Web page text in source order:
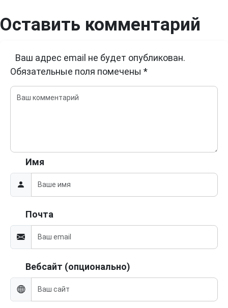
Оставить комментарий
Ваш адрес email не будет опубликован.
Обязательные поля помечены *
Имя
Почта
Вебсайт (опционально)